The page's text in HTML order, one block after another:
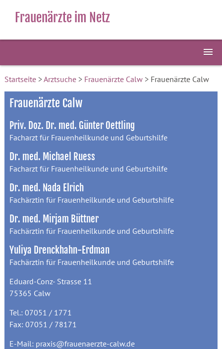
Frauenärzte im Netz
Startseite>Arztsuche> Frauenärzte Calw> Frauenärzte Calw
Frauenärzte Calw
Priv. Doz. Dr. med. Günter Oettling
Facharzt für Frauenheilkunde und Geburtshilfe
Dr. med. Michael Ruess
Facharzt für Frauenheilkunde und Geburtshilfe
Dr. med. Nada Elrich
Fachärztin für Frauenheilkunde und Geburtshilfe
Dr. med. Mirjam Büttner
Fachärztin für Frauenheilkunde und Geburtshilfe
Yuliya Drenckhahn-Erdman
Fachärztin für Frauenheilkunde und Geburtshilfe
Eduard-Conz- Strasse 11
75365 Calw
Tel.: 07051 / 1771
Fax: 07051 / 78171
E-Mail: praxis@frauenaerzte-calw.de